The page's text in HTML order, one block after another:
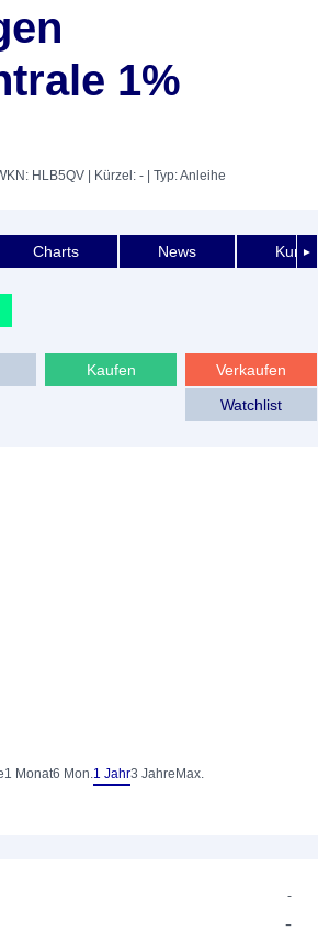
1%
HLB5QV | Kürzel: - | Typ: Anleihe
►
Charts News
Verkaufen
Kaufen
Watchlist
1 Monat6 Mon.1 Jahr3 Jahre Max.
-
-